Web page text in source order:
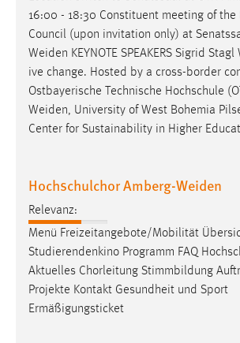
16:00 - 18:30 Constituent meeting of the
Council (upon invitation only) at
Weiden KEYNOTE SPEAKERS Sigrid
ive change. Hosted by a cross-border
Ostbayerische Technische Hochschule
Weiden , University of West Bohemia
Center for Sustainability in Higher
Hochschulchor Amberg-Weiden
Relevanz:
Menü Freizeitangebote/Mobilität
Studierendenkino Programm FAQ
Aktuelles Chorleitung Stimmbildung
Projekte Kontakt Gesundheit und Sport
Ermäßigungsticket